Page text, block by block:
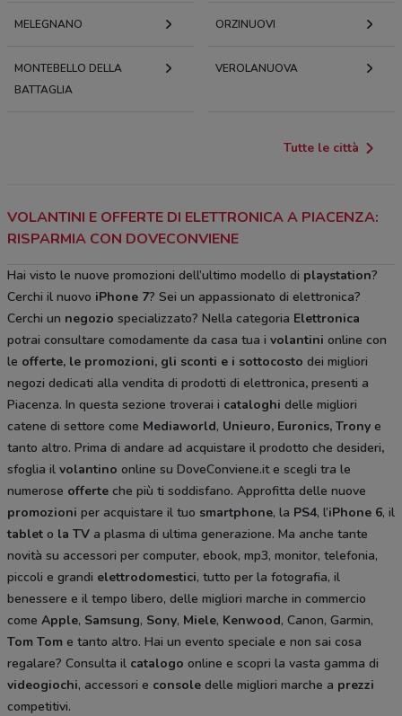
MELEGNANO ORZINUOVI
MONTEBELLO DELLA
BATTAGLIA
VEROLANUOVA
Tutte le città
VOLANTINI E OFFERTE DI ELETTRONICA A PIACENZA:
RISPARMIA CON DOVECONVIENE
Hai visto le nuove promozioni dell’ultimo modello di playstation?
Cerchi il nuovo iPhone 7? Sei un appassionato di elettronica?
Cerchi un negozio specializzato? Nella categoria Elettronica
potrai consultare comodamente da casa tua i volantini online con
le offerte, le promozioni, gli sconti e i sottocosto dei migliori
negozi dedicati alla vendita di prodotti di elettronica, presenti a
Piacenza. In questa sezione troverai i cataloghi delle migliori
catene di settore come Mediaworld, Unieuro, Euronics, Trony e
tanto altro. Prima di andare ad acquistare il prodotto che desideri,
sfoglia il volantino online su DoveConviene.it e scegli tra le
numerose offerte che più ti soddisfano. Approfitta delle nuove
promozioni per acquistare il tuo smartphone, la PS4, l’iPhone 6, il
tablet o la TV a plasma di ultima generazione. Ma anche tante
novità su accessori per computer, ebook, mp3, monitor, telefonia,
piccoli e grandi elettrodomestici, tutto per la fotografia, il
benessere e il tempo libero, delle migliori marche in commercio
come Apple, Samsung, Sony, Miele, Kenwood, Canon, Garmin,
Tom Tom e tanto altro. Hai un evento speciale e non sai cosa
regalare? Consulta il catalogo online e scopri la vasta gamma di
videogiochi, accessori e console delle migliori marche a prezzi
competitivi.